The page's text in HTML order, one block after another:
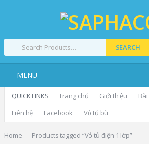
SEARCH
MENU
QUICK LINKS Trang chủ Giới thiệu
Liên hệ
Facebook Vỏ tủ bù
Home Products tagged “Vỏ tủ điện 1 lớp”